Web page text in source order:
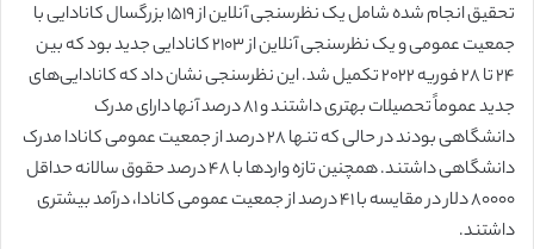
تحقیق انجام شده شامل یک نظرسنجی آنلاین از ۱۵۱۹ بزرگسال کانادایی با
جمعیت عمومی و یک نظرسنجی آنلاین از ۲۱۰۳ کانادایی جدید بود که بین
۲۴ تا ۲۸ فوریه ۲۰۲۲ تکمیل شد. این نظرسنجی نشان داد که کانادایی‌های
جدید عموماً تحصیلات بهتری داشتند و ۸۱ درصد آنها دارای مدرک
دانشگاهی بودند در حالی که تنها ۲۸ درصد از جمعیت عمومی کانادا مدرک
دانشگاهی داشتند. همچنین تازه واردها با ۴۸ درصد حقوق سالانه حداقل
۸۰۰۰۰ دلار در مقایسه با ۴۱ درصد از جمعیت عمومی کانادا، درآمد بیشتری
داشتند.